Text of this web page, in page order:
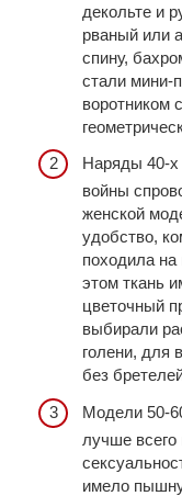
декольте и
рваный или
спину,
стали мини-
воротником
Наряды 40-х
войны
женской
удобство,
походила на
этом ткань
цветочный
выбирали
голени, для
без
Модели 50-
лучше всего
имело